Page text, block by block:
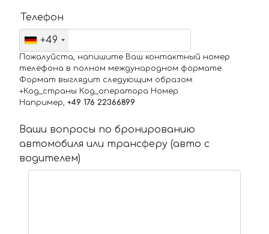
Телефон
+49
Пожалуйста, напишите Ваш контактный номер
телефона в полном международном формате.
Формат выглядит следующим образом:
+Код_страны Код_оператора Номер
Например, +49 176 22366899
Ваши вопросы по бронированию
автомобиля или трансферу (авто с
водителем)